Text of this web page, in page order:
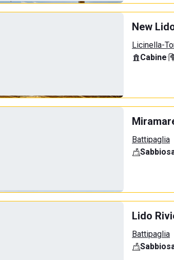
New
Licinella-
Cabine·
Battipaglia
Lido
Battipaglia